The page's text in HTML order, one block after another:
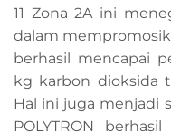
11 Zona 2A ini
dalam
berhasil mencapai
kg karbon dioksida
Hal ini juga menjadi
POLYTRON